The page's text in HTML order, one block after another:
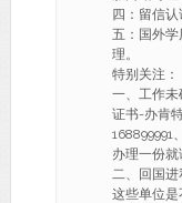
四：留信
五：国外
理。
特别关注：
一、工作未
证书-办肯
168899991
办理一份
二、回国
这些单位